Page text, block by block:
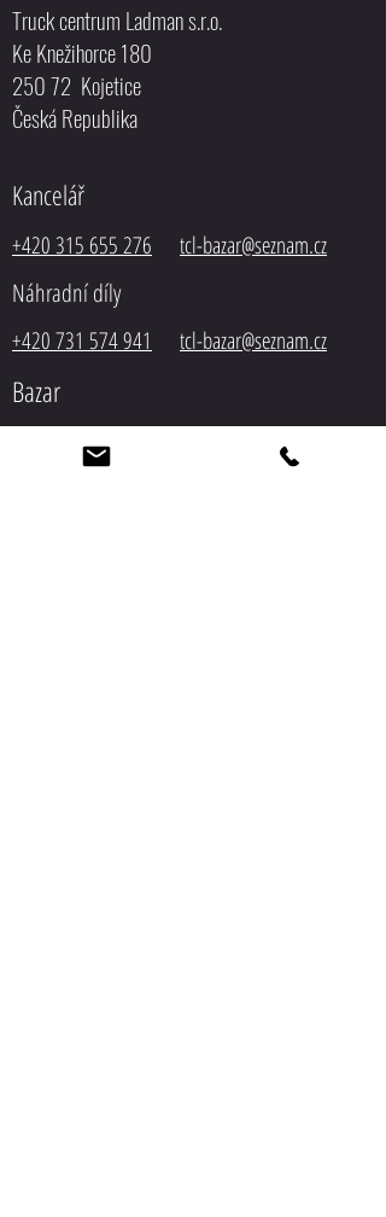
Truck centrum Ladman s.r.o.
Ke Knežihorce 180
250 72 Kojetice
Česká Republika
Kancelář
+420 315 655 276 tcl-bazar@seznam.cz
Náhradní díly
+420 731 574 941 tcl-bazar@seznam.cz
Bazar
+420 603 194 518 bazar@seznam.cz